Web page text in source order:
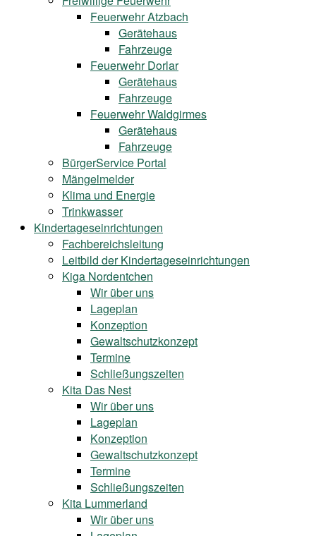
Feuerwehr Atzbach
Gerätehaus
Fahrzeuge
Feuerwehr Dorlar
Gerätehaus
Fahrzeuge
Feuerwehr Waldgirmes
Gerätehaus
Fahrzeuge
BürgerService Portal
Mängelmelder
Klima und Energie
Trinkwasser
Kindertageseinrichtungen
Fachbereichsleitung
Leitbild der Kindertageseinrichtungen
Kiga Nordentchen
Wir über uns
Lageplan
Konzeption
Gewaltschutzkonzept
Termine
Schließungszeiten
Kita Das Nest
Wir über uns
Lageplan
Konzeption
Gewaltschutzkonzept
Termine
Schließungszeiten
Kita Lummerland
Wir über uns